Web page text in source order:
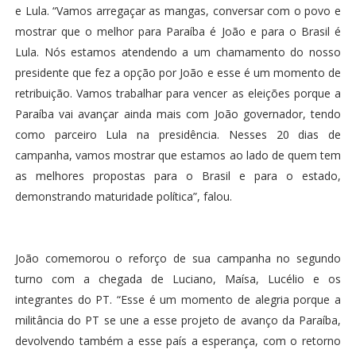
e Lula. “Vamos arregaçar as mangas, conversar com o povo e
mostrar que o melhor para Paraíba é João e para o Brasil é
Lula. Nós estamos atendendo a um chamamento do nosso
presidente que fez a opção por João e esse é um momento de
retribuição. Vamos trabalhar para vencer as eleições porque a
Paraíba vai avançar ainda mais com João governador, tendo
como parceiro Lula na presidência. Nesses 20 dias de
campanha, vamos mostrar que estamos ao lado de quem tem
as melhores propostas para o Brasil e para o estado,
demonstrando maturidade política”, falou.
João comemorou o reforço de sua campanha no segundo
turno com a chegada de Luciano, Maísa, Lucélio e os
integrantes do PT. “Esse é um momento de alegria porque a
militância do PT se une a esse projeto de avanço da Paraíba,
devolvendo também a esse país a esperança, com o retorno